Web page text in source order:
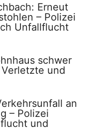
Erneut
– Polizei
Unfallflucht
schwer
und
an
– Polizei
und